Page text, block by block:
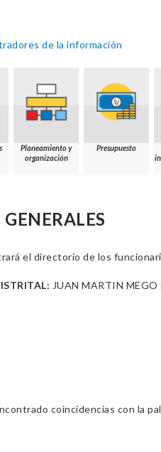
de la información
Planeamiento y
organización
Presupuesto
GENERALES
el directorio de los
JUAN MARTIN MEGO
coincidencias con la